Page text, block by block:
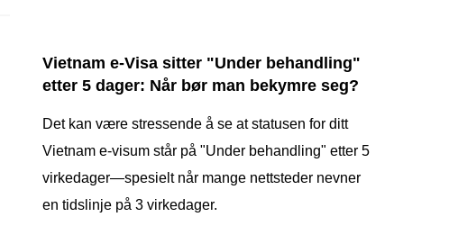
Vietnam e-Visa sitter "Under behandling"
etter 5 dager: Når bør man bekymre seg?
Det kan være stressende å se at statusen for ditt
Vietnam e-visum står på "Under behandling" etter 5
virkedager—spesielt når mange nettsteder nevner
en tidslinje på 3 virkedager.